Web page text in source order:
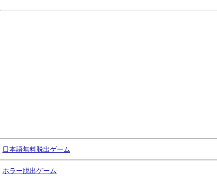
日本語無料脱出ゲーム
ホラー脱出ゲーム